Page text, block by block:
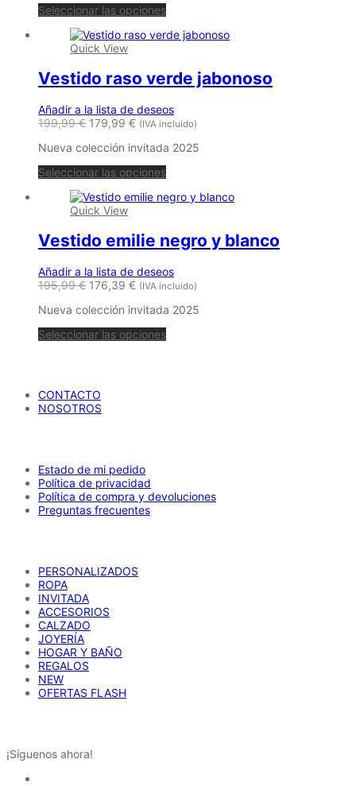
página
producto
Seleccionar las opcionesEste
tiene
Las
opciones
pueden
elegir
en
página
producto
Quick View
Vestido raso verde jabonoso
Añadir a la lista de deseos
199,99€ 179,99 € (IVA incluido)
Nueva colección invitada 2025
Seleccionar las opcionesEste
tiene
Las
opciones
pueden
elegir
en
página
Quick View
Vestido emilie negro y blanco
Añadir a la lista de deseos
195,99€ 176,39 € (IVA incluido)
Nueva colección invitada 2025
Seleccionar las opcionesEste
página
CONTACTO
NOSOTROS
Estado de mi pedido
Política de privacidad
Política de compra y devoluciones
Preguntas frecuentes
PERSONALIZADOS
ROPA
INVITADA
ACCESORIOS
CALZADO
JOYERÍA
HOGAR Y BAÑO
REGALOS
NEW
OFERTAS FLASH
¡Síguenos ahora!